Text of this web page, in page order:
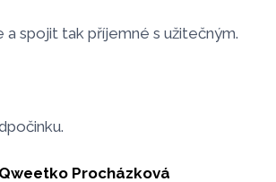
a spojit tak příjemné s užitečným.
Procházková